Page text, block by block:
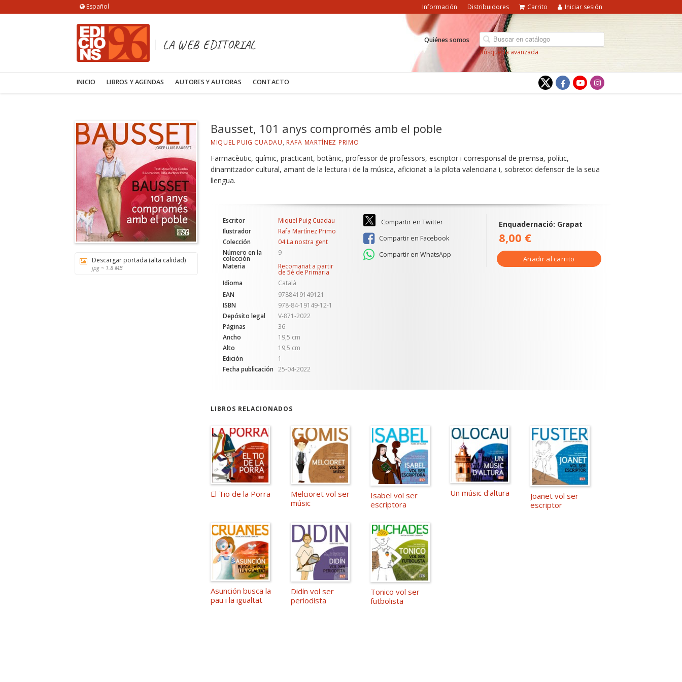
Español Información Distribuidores Carrito Iniciar sesión
LA WEB EDITORIAL Búsqueda avanzada
Quiénes somos
INICIO LIBROS Y AGENDAS AUTORES Y AUTORAS CONTACTO
Descargar portada (alta calidad)
jpg ~ 1.8 MB
Bausset, 101 anys compromés amb el poble
MIQUEL PUIG CUADAU, RAFA MARTÍNEZ PRIMO
Farmacèutic, químic, practicant, botànic, professor de professors, escriptor i corresponsal de premsa, polític,
dinamitzador cultural, amant de la lectura i de la música, aficionat a la pilota valenciana i, sobretot defensor de la seua
llengua.
Escritor
Miquel Puig Cuadau
Ilustrador
Rafa Martínez Primo
Colección
04 La nostra gent
Número en la
colección
9
Materia
Recomanat a partir
de 5é de Primària
Idioma
Català
EAN
9788419149121
ISBN
978-84-19149-12-1
Depósito legal
V-871-2022
Páginas
36
Ancho
19,5 cm
Alto
19,5 cm
Edición
1
Fecha publicación
25-04-2022
Compartir en Twitter
Compartir en Facebook
Compartir en WhatsApp
Enquadernació: Grapat
8,00 €
Añadir al carrito
LIBROS RELACIONADOS
El Tio de la Porra
Melcioret vol ser
músic
Isabel vol ser
escriptora
Un músic d'altura
Joanet vol ser
escriptor
Asunción busca la
pau i la igualtat
Didín vol ser
periodista
Tonico vol ser
futbolista